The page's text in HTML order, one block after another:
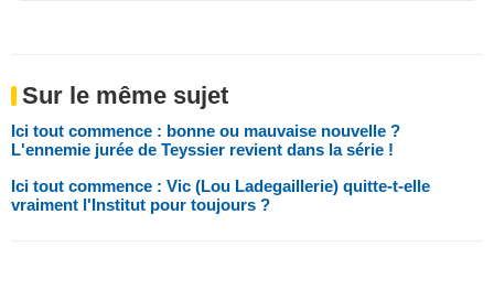
Sur le même sujet
Ici tout commence : bonne ou mauvaise nouvelle ?
L'ennemie jurée de Teyssier revient dans la série !
Ici tout commence : Vic (Lou Ladegaillerie) quitte-t-elle
vraiment l'Institut pour toujours ?